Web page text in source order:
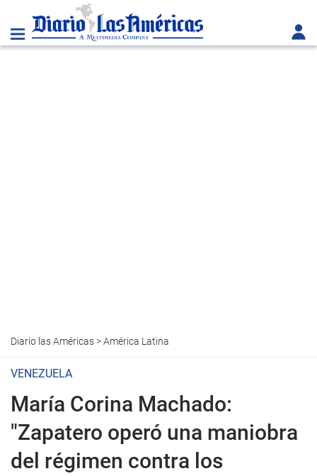
Diario las Américas>América Latina
VENEZUELA
María Corina Machado:
"Zapatero operó una maniobra
del régimen contra los